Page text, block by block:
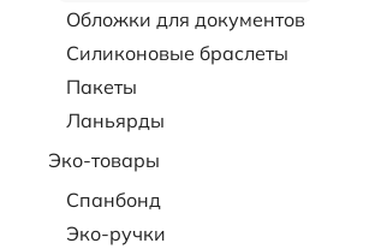
Обложки для документов
Силиконовые браслеты
Пакеты
Ланьярды
Эко-товары
Спанбонд
Эко-ручки